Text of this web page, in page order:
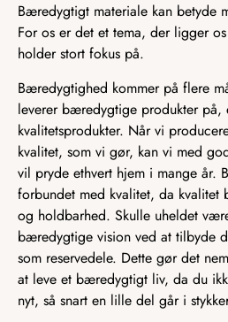
Bæredygtigt materiale kan betyde
For os er det et tema, der ligger
holder stort fokus på.
Bæredygtighed kommer på flere
leverer bæredygtige produkter på,
kvalitetsprodukter. Når vi
kvalitet, som vi gør, kan vi med
vil pryde ethvert hjem i mange år.
forbundet med kvalitet, da kvalitet
og holdbarhed. Skulle uheldet
bæredygtige vision ved at tilbyde
som reservedele. Dette gør det
at leve et bæredygtigt liv, da du
nyt, så snart en lille del går i